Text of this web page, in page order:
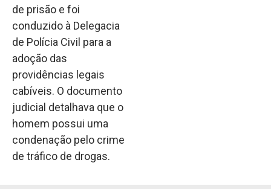
de prisão e foi
conduzido à Delegacia
de Polícia Civil para a
adoção das
providências legais
cabíveis. O documento
judicial detalhava que o
homem possui uma
condenação pelo crime
de tráfico de drogas.